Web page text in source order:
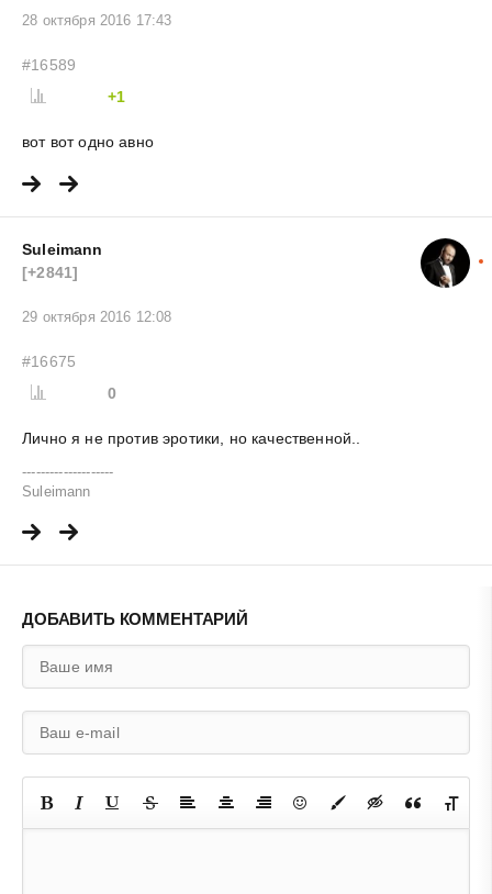
28 октября 2016 17:43
#16589
+1
вот вот одно авно
Suleimann
[+2841]
29 октября 2016 12:08
#16675
0
Лично я не против эротики, но качественной..
--------------------
Suleimann
ДОБАВИТЬ КОММЕНТАРИЙ